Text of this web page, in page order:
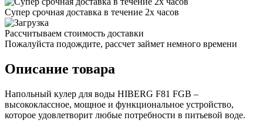
Супер срочная доставка в течение 2х часов
Рассчитываем стоимость доставки
Пожалуйста подождите, рассчет займет немного времени
Описание товара
Напольный кулер для воды HIBERG F81 FGB –
высококлассное, мощное и функциональное устройство,
которое удовлетворит любые потребности в питьевой воде.